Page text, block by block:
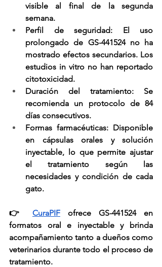
visible al final de la segunda
semana.
Perfil de seguridad: El uso
prolongado de GS-441524 no ha
mostrado efectos secundarios. Los
estudios in vitro no han reportado
citotoxicidad.
Duración del tratamiento: Se
recomienda un protocolo de 84
días consecutivos.
Formas farmacéuticas: Disponible
en cápsulas orales y solución
inyectable, lo que permite ajustar
el tratamiento según las
necesidades y condición de cada
gato.
👉 CuraPIF ofrece GS-441524 en
formatos oral e inyectable y brinda
acompañamiento tanto a dueños como
veterinarios durante todo el proceso de
tratamiento.